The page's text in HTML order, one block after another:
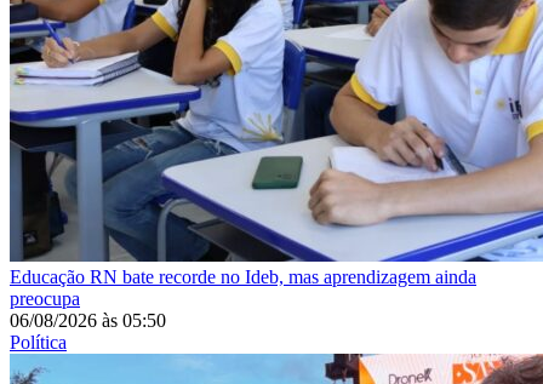
Educação RN bate recorde no Ideb, mas aprendizagem ainda
preocupa
06/08/2026 às 05:50
Política